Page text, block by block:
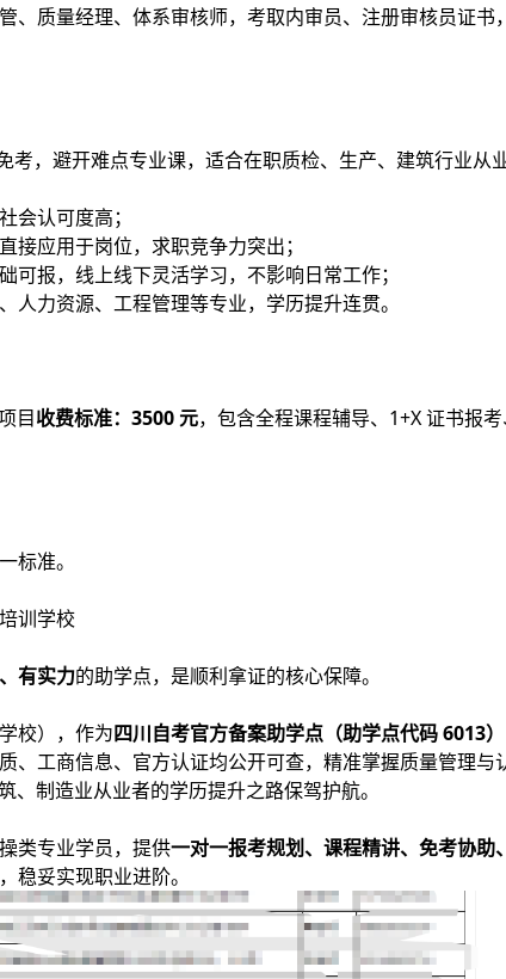
、质量经理、体系审核师，考取内审员、注册审核员证书
考，避开难点专业课，适合在职质检、生产、建筑行业从
会认可度高；
接应用于岗位，求职竞争力突出；
可报，线上线下灵活学习，不影响日常工作；
人力资源、工程管理等专业，学历提升连贯。
目收费标准：3500 元，包含全程课程辅导、1+X 证书报
标准。
训学校
有实力的助学点，是顺利拿证的核心保障。
校），作为四川自考官方备案助学点（助学点代码 6013）
、工商信息、官方认证均公开可查，精准掌握质量管理与
制造业从业者的学历提升之路保驾护航。
类专业学员，提供一对一报考规划、课程精讲、免考协助
稳妥实现职业进阶。